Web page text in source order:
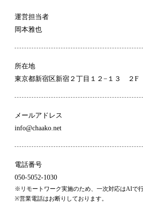
運営担当者
岡本雅也
所在地
東京都新宿区新宿２丁目１２−１３ ２F
メールアドレス
info@chaako.net
電話番号
050-5052-1030
※リモートワーク実施のため、一次対応はAIで
※営業電話はお断りしております。